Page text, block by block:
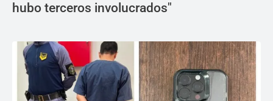
hubo terceros involucrados"